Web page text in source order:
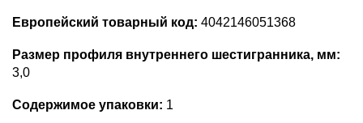
Европейский товарный код: 4042146051368
Размер профиля внутреннего шестигранника, мм:
3,0
Содержимое упаковки: 1